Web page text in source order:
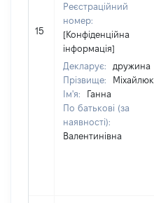
15
Реєстраційний
номер:
[Конфіденційна
інформація]
Декларує:
дружина
Прізвище:
Міхайлюк
Ім'я:
Ганна
По батькові (за
наявності):
Валентинівна